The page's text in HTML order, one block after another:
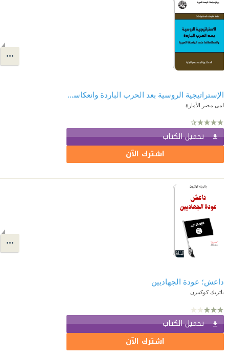
الإستراتيجية الروسية بعد الحرب الباردة وانعكاساتها على المنطقة العربية ( سلسلة أطروحات الدكتوراه )
لمى مضر الأمارة
تحميل الكتاب
اشترك الآن
داعش؛ عودة الجهاديين
باتريك كوكبيرن
تحميل الكتاب
اشترك الآن